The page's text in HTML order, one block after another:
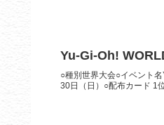
Yu-Gi-Oh!
○種別世界大会○イベント
30日（日）○配布カード 1